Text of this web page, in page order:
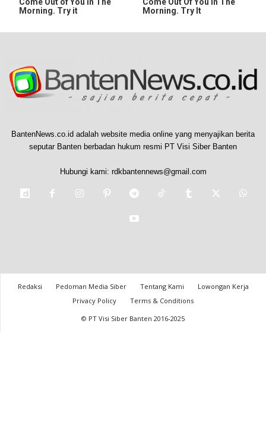
Morning. Try it
Morning. Try It
BantenNews.co.id adalah website media online yang menyajikan berita
seputar Banten berbadan hukum resmi PT Visi Siber Banten
Hubungi kami: rdkbantennews@gmail.com
Redaksi Pedoman Media Siber Tentang Kami
Lowongan Kerja
Privacy Policy
Terms & Conditions
© PT Visi Siber Banten 2016-2025